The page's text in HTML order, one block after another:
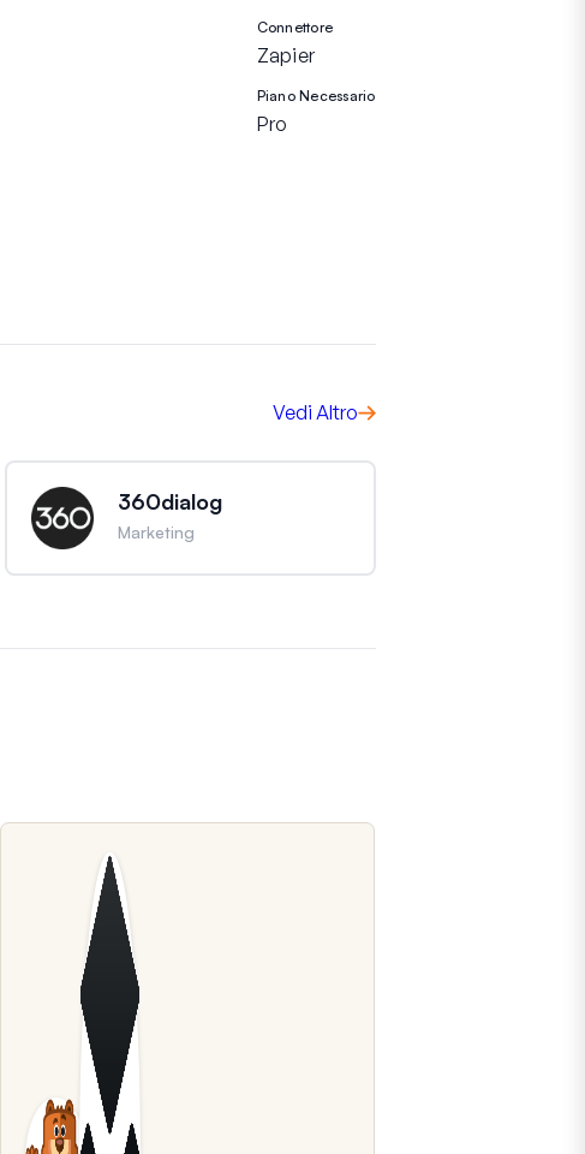
Connettore
Zapier
Piano Necessario
Pro
Vedi Altro
360dialog
Marketing